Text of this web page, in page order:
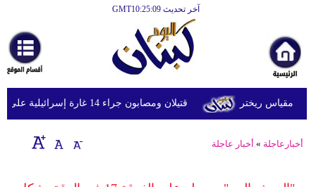
آخر تحديث GMT10:25:09
أخبارعاجلة
رياضة
ثقافة
إقتصاد
قتيلان ومصابون جراء 14 غارة إسرائيلية على شرق وجنوب لبنان
أخبارعاجلة » أخبار عاجلة